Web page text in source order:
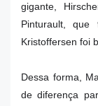
gigante,
Pinturault, que
Kristoffersen foi
Dessa forma,
de diferença